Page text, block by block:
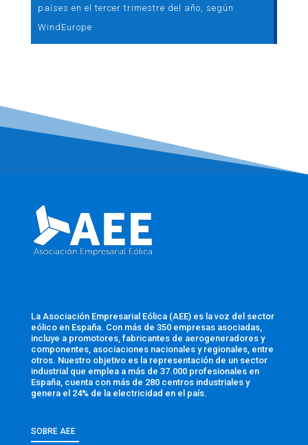
países en el tercer trimestre del año, según
WindEurope
La Asociación Empresarial Eólica (AEE) es la voz del sector
eólico en España. Con más de 350 empresas asociadas,
incluye a promotores, fabricantes de aerogeneradores y
componentes, asociaciones nacionales y regionales, entre
otros. Nuestro objetivo es la representación de un sector
industrial que emplea a más de 37.000 profesionales en
España, cuenta con más de 280 centros industriales y
genera el 24% de la electricidad en el país.
SOBRE AEE